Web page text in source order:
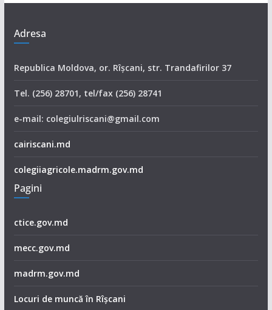
Adresa
Republica Moldova, or. Rîşcani, str. Trandafirilor 37
Tel. (256) 28701, tel/fax (256) 28741
e-mail: colegiulriscani@gmail.com
cairiscani.md
colegiiagricole.madrm.gov.md
Pagini
ctice.gov.md
mecc.gov.md
madrm.gov.md
Locuri de muncă în Rîșcani